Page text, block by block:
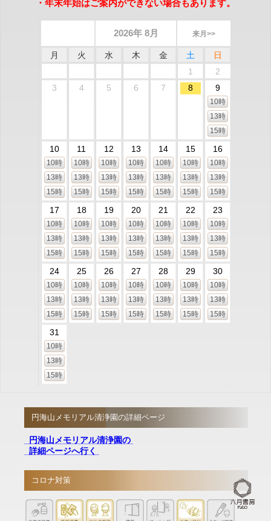
・年末年始はご案内ができない場合もあります。
2026年 8月 来月>>
月 火 水 木 金 土
日
1
2
3
4 5 6 7 8 9
10時
13時
15時
10
10時
13時
15時
11
10時
13時
15時
12
10時
13時
15時
13
10時
13時
15時
14
10時
13時
15時
15
10時
13時
15時
16
10時
13時
15時
17
10時
13時
15時
18
10時
13時
15時
19
10時
13時
15時
20
10時
13時
15時
21
10時
13時
15時
22
10時
13時
15時
23
10時
13時
15時
24
10時
13時
15時
25
10時
13時
15時
26
10時
13時
15時
27
10時
13時
15時
28
10時
13時
15時
29
10時
13時
15時
30
10時
13時
15時
31
10時
13時
15時
円海山メモリアル清浄園の詳細ページ
円海山メモリアル清浄園の
詳細ページへ行く
コロナ対策